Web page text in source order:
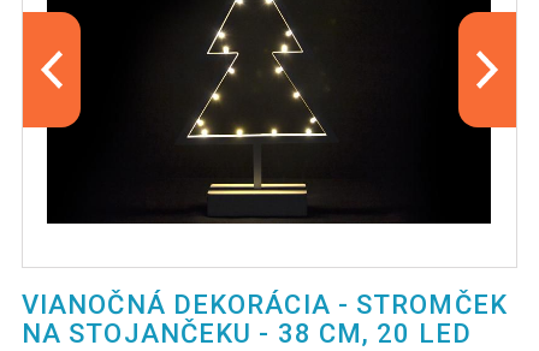
VIANOČNÁ DEKORÁCIA - STROMČEK
NA STOJANČEKU - 38 CM, 20 LED